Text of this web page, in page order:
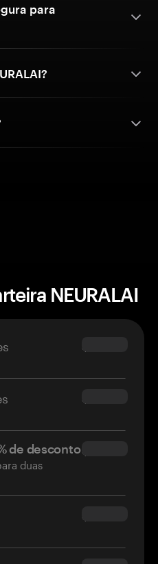
para
NEURALAI
$69.90
$54.90
de desconto
duas
$34.95
$160.00